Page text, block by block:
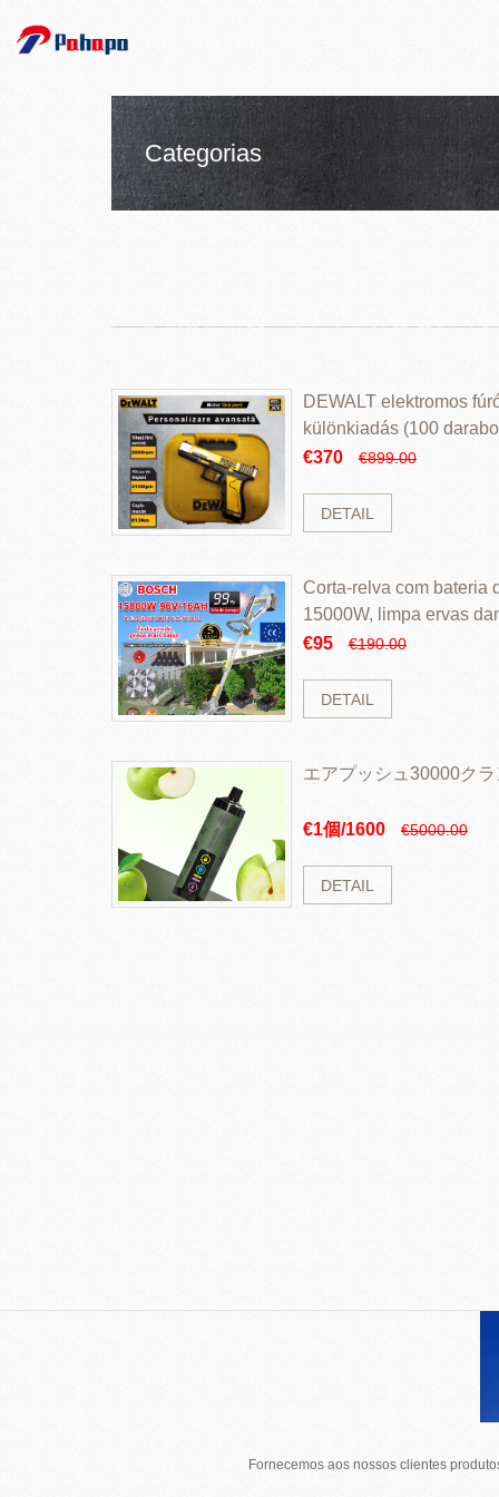
Categorias
DEWALT elektromos
különkiadás (100
€370
€899.00
DETAIL
Corta-relva com bateria
15000W, limpa ervas
rapidamente
€95 €190.00
DETAIL
エアプッシュ30000ク
€1個/1600 €5000.00
DETAIL
Fornecemos aos nossos clientes